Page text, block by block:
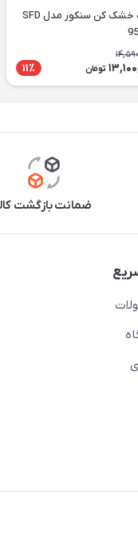
میوه خشک کن سنکور مدل SFD
تومان 11٪
ضمانت بازگشت